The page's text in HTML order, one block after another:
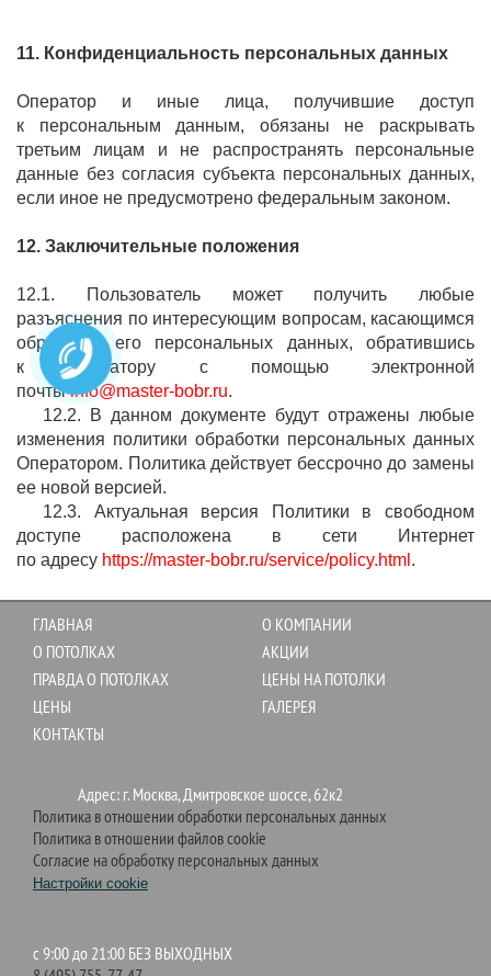
11. Конфиденциальность персональных данных
Оператор и иные лица, получившие доступ
к персональным данным, обязаны не раскрывать
третьим лицам и не распространять персональные
данные без согласия субъекта персональных данных,
если иное не предусмотрено федеральным законом.
12. Заключительные положения
12.1. Пользователь может получить любые
разъяснения по интересующим вопросам, касающимся
обработки его персональных данных, обратившись
к Оператору с помощью электронной
почтыinfo@master-bobr.ru.
12.2. В данном документе будут отражены любые
изменения политики обработки персональных данных
Оператором. Политика действует бессрочно до замены
ее новой версией.
12.3. Актуальная версия Политики в свободном
доступе расположена в сети Интернет
по адресу https://master-bobr.ru/service/policy.html .
ГЛАВНАЯ
О КОМПАНИИ
О ПОТОЛКАХ
АКЦИИ
ПРАВДА О ПОТОЛКАХ
ЦЕНЫ НА ПОТОЛКИ
ЦЕНЫ
ГАЛЕРЕЯ
КОНТАКТЫ
Адрес: г. Москва, Дмитровское шоссе, 62к2
Политика в отношении обработки персональных данных
Политика в отношении файлов cookie
Согласие на обработку персональных данных
Настройки cookie
c 9:00 до 21:00 БЕЗ ВЫХОДНЫХ